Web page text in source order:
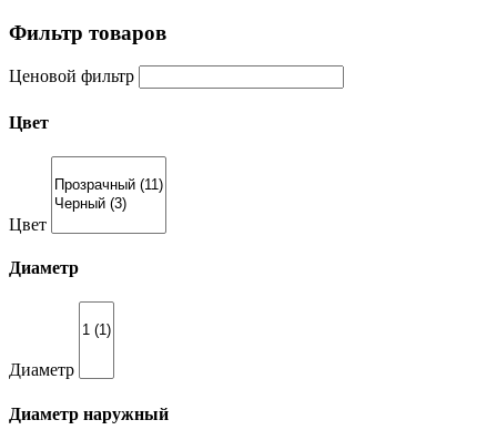
Фильтр товаров
Ценовой фильтр
Цвет
Цвет
Диаметр
Диаметр
Диаметр наружный